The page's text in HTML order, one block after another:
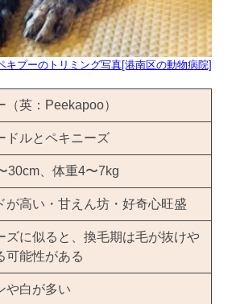
キプーのトリミング写真[港南区の動物病院]
（英：Peekapoo）
ドルとペキニーズ
30cm、体重4〜7kg
が高い・甘えん坊・好奇心旺盛
ズに似ると、換毛期は毛が抜けや
可能性がある
や白が多い